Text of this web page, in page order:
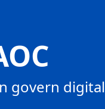
govern digital